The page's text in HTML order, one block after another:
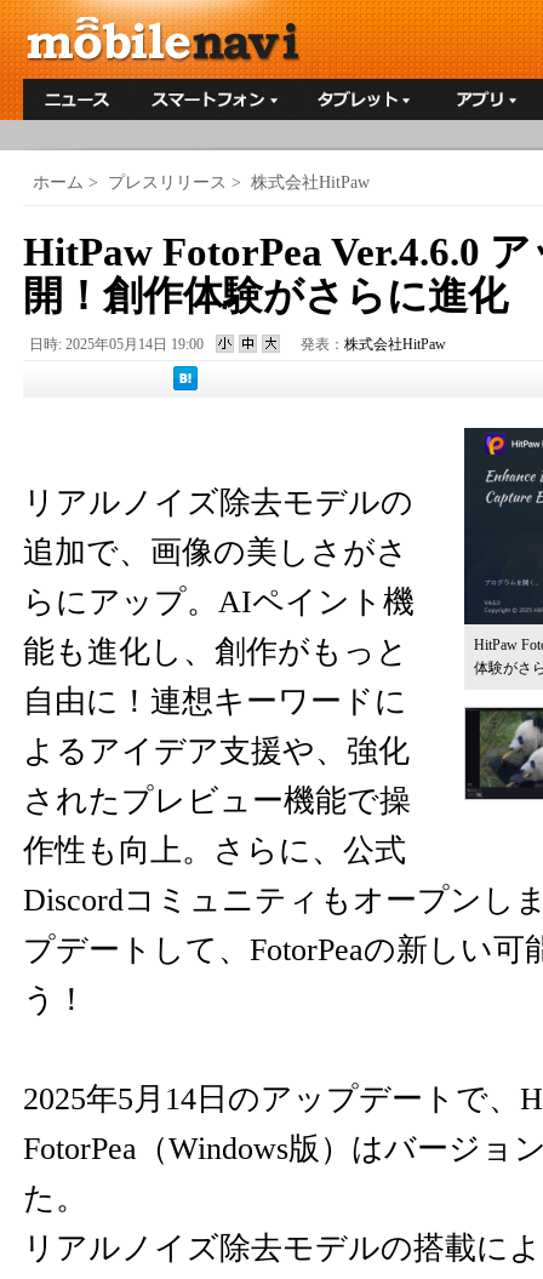
ホーム > プレスリリース > 株式会社HitPaw
HitPaw FotorPea Ver.4.6.0
開！創作体験がさらに進化
日時: 2025年05月14日 19:00 発表： 株式会社HitPaw
HitPaw
体験がさ
リアルノイズ除去モデルの
追加で、画像の美しさがさ
らにアップ。AIペイント機
能も進化し、創作がもっと
自由に！連想キーワードに
よるアイデア支援や、強化
されたプレビュー機能で操
作性も向上。さらに、公式
Discordコミュニティもオープンし
プデートして、FotorPeaの新しい
う！
2025年5月14日のアップデートで、
FotorPea（Windows版）はバージョ
た。
リアルノイズ除去モデルの搭載に